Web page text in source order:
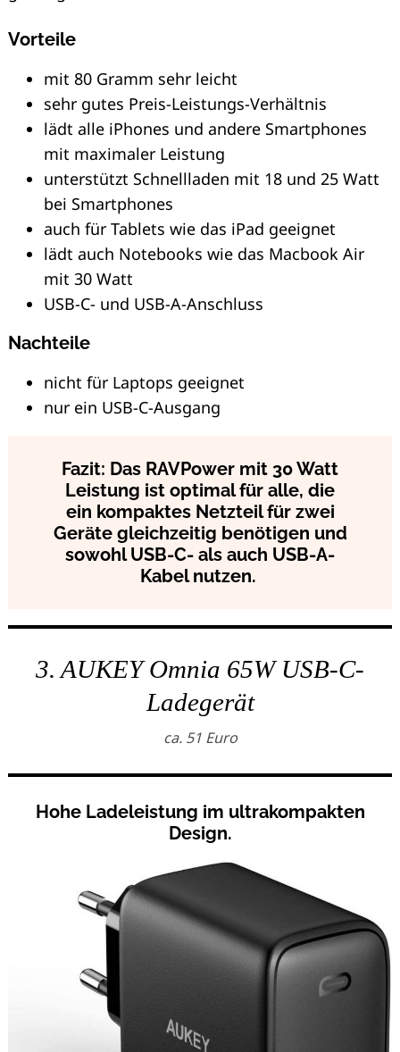
Vorteile
mit 80 Gramm sehr leicht
sehr gutes Preis-Leistungs-Verhältnis
lädt alle iPhones und andere Smartphones
mit maximaler Leistung
unterstützt Schnellladen mit 18 und 25 Watt
bei Smartphones
auch für Tablets wie das iPad geeignet
lädt auch Notebooks wie das Macbook Air
mit 30 Watt
USB-C- und USB-A-Anschluss
Nachteile
nicht für Laptops geeignet
nur ein USB-C-Ausgang
Fazit: Das RAVPower mit 30 Watt
Leistung ist optimal für alle, die
ein kompaktes Netzteil für zwei
Geräte gleichzeitig benötigen und
sowohl USB-C- als auch USB-A-
Kabel nutzen.
3. AUKEY Omnia 65W USB-C-
Ladegerät
ca. 51 Euro
Hohe Ladeleistung im ultrakompakten
Design.
Search
for: